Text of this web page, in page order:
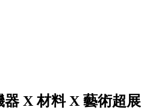
X 材料 X 藝術超